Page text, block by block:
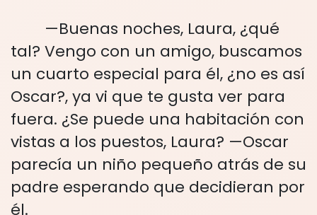
—Buenas noches, Laura, ¿qué
tal? Vengo con un amigo, buscamos
un cuarto especial para él, ¿no es así
Oscar?, ya vi que te gusta ver para
fuera. ¿Se puede una habitación con
vistas a los puestos, Laura? —Oscar
parecía un niño pequeño atrás de su
padre esperando que decidieran por
él.